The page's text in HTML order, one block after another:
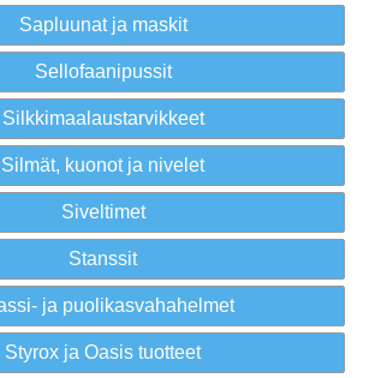
Sapluunat ja maskit
Sellofaanipussit
Silkkimaalaustarvikkeet
Silmät, kuonot ja nivelet
Siveltimet
Stanssit
ja puolikasvahahelmet
Styrox ja Oasis tuotteet